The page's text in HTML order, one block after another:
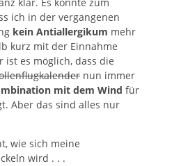
ich in der vergangenen
kein Antiallergikum mehr
kurz mit der Einnahme
ist es möglich, dass die
nun immer
mit dem Wind für
Aber das sind alles nur
wie sich meine
wird . . .